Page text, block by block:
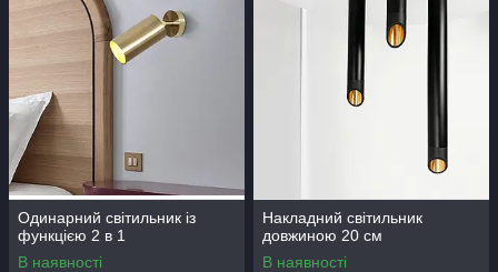
Одинарний світильник із
функцією 2 в 1
В наявності
Накладний світильник
довжиною 20 см
В наявності